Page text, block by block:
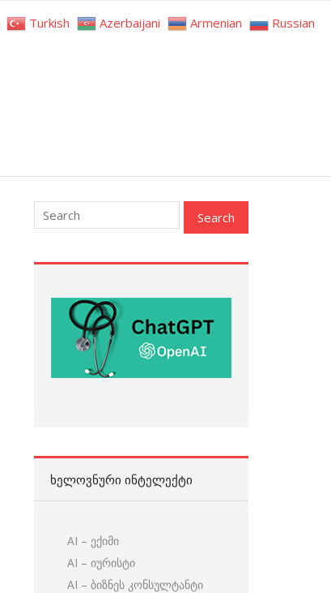
ᲮᲔᲚᲝᲕᲜᲣᲠᲘ ᲘᲜᲢᲔᲚᲔᲥᲢᲘ
AI – ექიმი
AI – იურისტი
AI – ბიზნეს კონსულტანტი
Turkish Azerbaijani Armenian Russian